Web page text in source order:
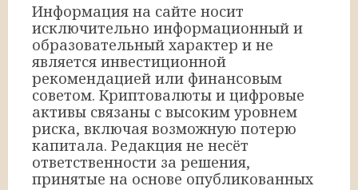
Информация на сайте носит
исключительно информационный и
образовательный характер и не
является инвестиционной
рекомендацией или финансовым
советом. Криптовалюты и цифровые
активы связаны с высоким уровнем
риска, включая возможную потерю
капитала. Редакция не несёт
ответственности за решения,
принятые на основе опубликованных